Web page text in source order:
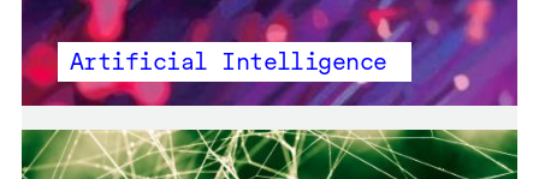
Artificial Intelligence